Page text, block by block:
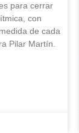
para cerrar
con
de cada
Pilar Martín.